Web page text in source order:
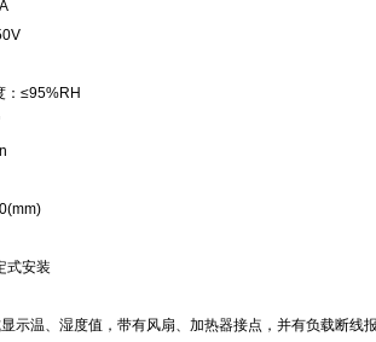
≤95%RH
式安装
示温、湿度值，带有风扇、加热器接点，并有负载断线